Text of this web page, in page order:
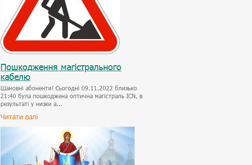
Пошкодження магістрального
кабелю
Шановні абоненти! Сьогодні 09.11.2022 близько
21:40 була пошкоджена оптична магістраль ICN, в
результаті у низки а...
Читати далі